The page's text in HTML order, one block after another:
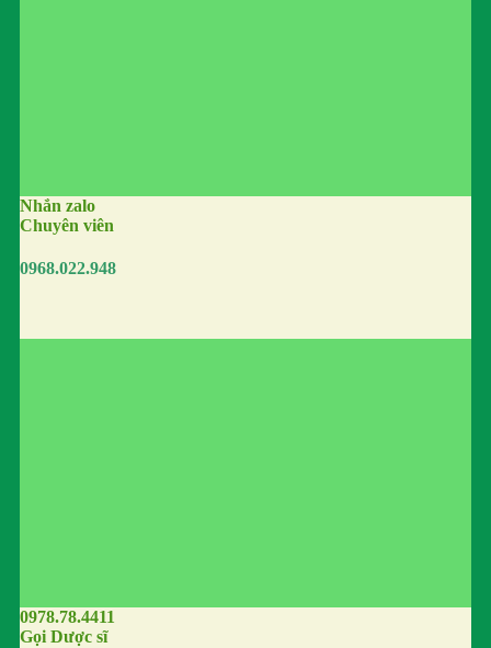
Nhắn zalo
Chuyên viên
0968.022.948
0978.78.4411
Gọi Dược sĩ